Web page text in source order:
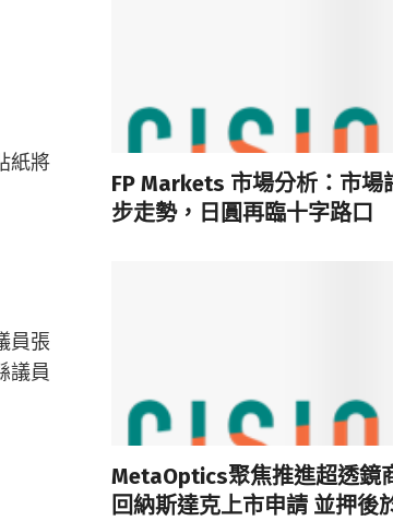
紙將
員張
議員
FP Markets 市場分析：市場
步走勢，日圓再臨十字路口
MetaOptics聚焦推進超透鏡
回納斯達克上市申請 並押後